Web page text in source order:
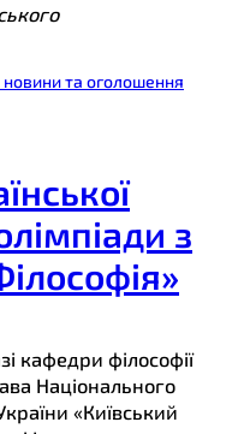
новини та оголошення
з
кафедри філософії
Національного
«Київський